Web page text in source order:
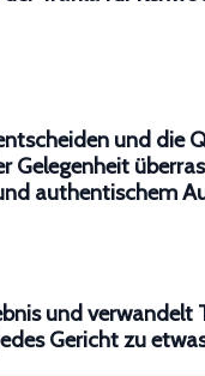
und die
Gelegenheit
authentischem
und verwandelt
Gericht zu